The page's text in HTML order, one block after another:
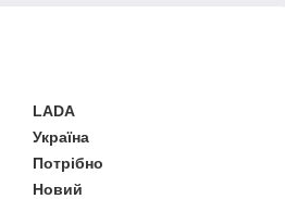
LADA
Україна
Потрібно
Новий